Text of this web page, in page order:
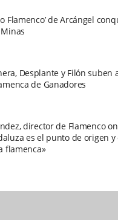
Flamenco’ de Arcángel
Desplante y Filón suben
de Ganadores
director de Flamenco
es el punto de origen
flamenca»